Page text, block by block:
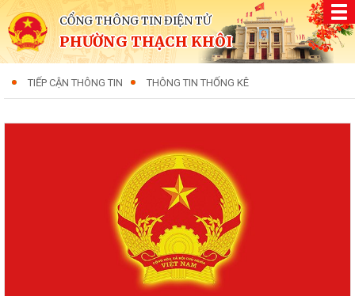
CỔNG THÔNG TIN ĐIỆN TỬ
PHƯỜNG THẠCH KHÔI
TIẾP CẬN THÔNG TIN THÔNG TIN THỐNG KÊ